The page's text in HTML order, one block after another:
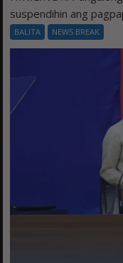
suspendihin ang
BALITA NEWS BREAK